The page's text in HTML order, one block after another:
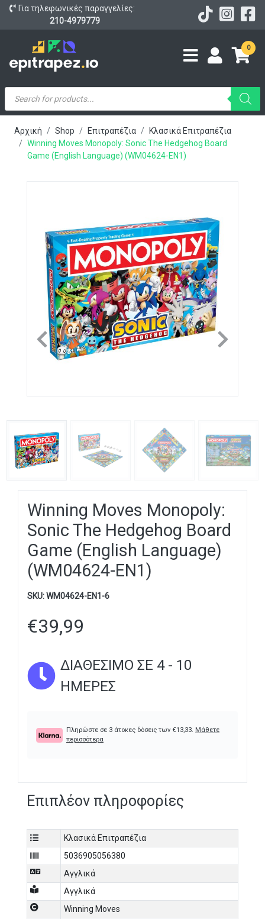
Για τηλεφωνικές παραγγελίες:
210-4979779
0
Products
search
Αρχική Shop Επιτραπέζια
Κλασικά Επιτραπέζια
Winning Moves Monopoly: Sonic The Hedgehog Board
Game (English Language) (WM04624-EN1)
Previous Next
Winning Moves Monopoly:
Sonic The Hedgehog Board
Game (English Language)
(WM04624-EN1)
SKU:WM04624-EN1-6
€39,99
ΔΙΑΘΈΣΙΜΟ ΣΕ 4 - 10
ΗΜΈΡΕΣ
Πληρώστε σε 3 άτοκες δόσεις των €13,33. Μάθετε
περισσότερα
Επιπλέον πληροφορίες
Κλασικά Επιτραπέζια
5036905056380
Αγγλικά
Αγγλικά
Winning Moves